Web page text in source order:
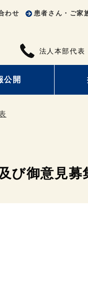
わせ 患者さん・ご家
法人本部代表
公開
び御意見募